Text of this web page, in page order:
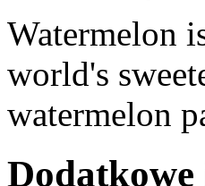
Watermelon
world's
watermelon